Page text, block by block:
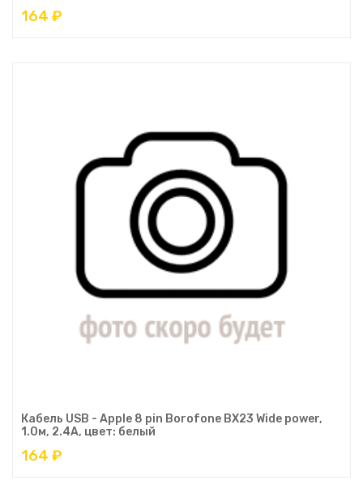
164 ₽
Кабель USB - Apple 8 pin Borofone BX23 Wide power,
1.0м, 2.4A, цвет: белый
164 ₽